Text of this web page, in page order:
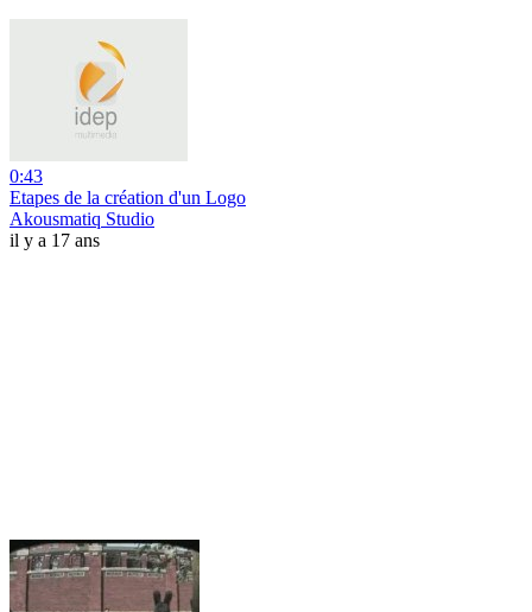
0:43
Etapes de la création d'un Logo
Akousmatiq Studio
il y a 17 ans